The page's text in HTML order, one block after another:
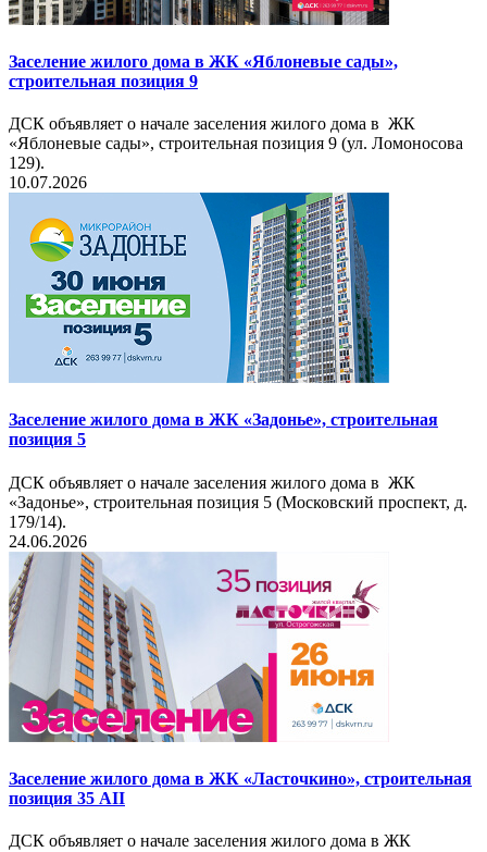
Заселение жилого дома в ЖК «Яблоневые сады»,
строительная позиция 9
ДСК объявляет о начале заселения жилого дома в ЖК
«Яблоневые сады», строительная позиция 9 (ул. Ломоносова
129).
10.07.2026
Заселение жилого дома в ЖК «Задонье», строительная
позиция 5
ДСК объявляет о начале заселения жилого дома в ЖК
«Задонье», строительная позиция 5 (Московский проспект, д.
179/14).
24.06.2026
Заселение жилого дома в ЖК «Ласточкино», строительная
позиция 35 AII
ДСК объявляет о начале заселения жилого дома в ЖК